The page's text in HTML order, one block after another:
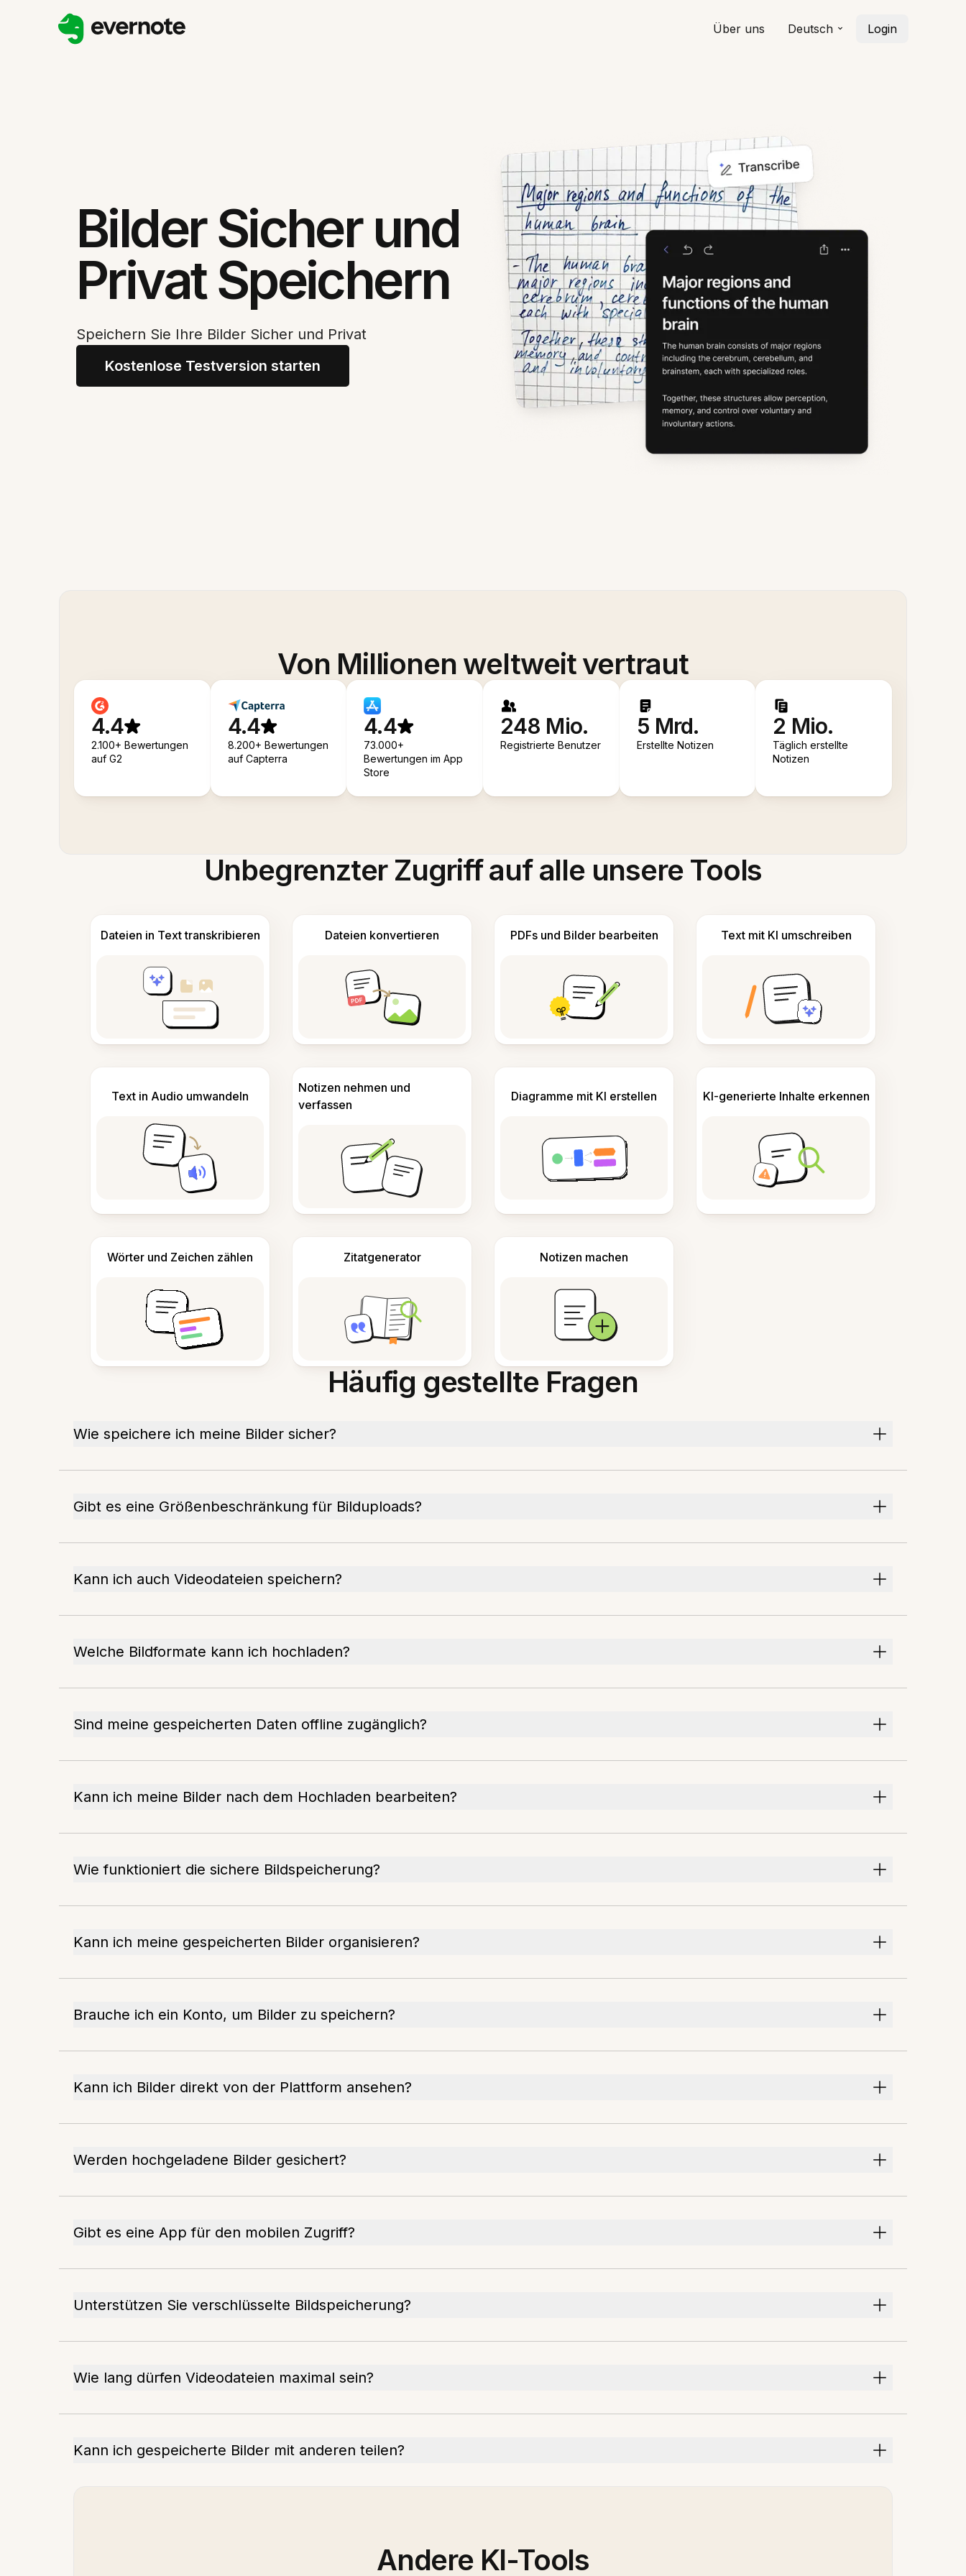
Über uns Deutsch Login
Bilder Sicher und
Privat Speichern
Speichern Sie Ihre Bilder Sicher und Privat
Kostenlose Testversion starten
Von Millionen weltweit vertraut
4.4
2.100+ Bewertungen
auf G2
4.4
8.200+ Bewertungen
auf Capterra
4.4
73.000+
Bewertungen im App
Store
248 Mio.
Registrierte Benutzer
5 Mrd.
Erstellte Notizen
2 Mio.
Täglich erstellte
Notizen
Unbegrenzter Zugriff auf alle unsere Tools
Dateien in Text transkribieren Dateien konvertieren PDFs und Bilder bearbeiten Text mit KI umschreiben
Text in Audio umwandeln
Notizen nehmen und
verfassen
Diagramme mit KI erstellen KI-generierte Inhalte erkennen
Wörter und Zeichen zählen Zitatgenerator Notizen machen
Häufig gestellte Fragen
Wie speichere ich meine Bilder sicher?
Gibt es eine Größenbeschränkung für Bilduploads?
Kann ich auch Videodateien speichern?
Welche Bildformate kann ich hochladen?
Sind meine gespeicherten Daten offline zugänglich?
Kann ich meine Bilder nach dem Hochladen bearbeiten?
Wie funktioniert die sichere Bildspeicherung?
Kann ich meine gespeicherten Bilder organisieren?
Brauche ich ein Konto, um Bilder zu speichern?
Kann ich Bilder direkt von der Plattform ansehen?
Werden hochgeladene Bilder gesichert?
Gibt es eine App für den mobilen Zugriff?
Unterstützen Sie verschlüsselte Bildspeicherung?
Wie lang dürfen Videodateien maximal sein?
Kann ich gespeicherte Bilder mit anderen teilen?
Andere KI-Tools